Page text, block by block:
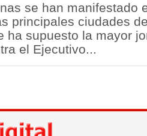
se han manifestado
principales ciudades
ha supuesto la mayor
el Ejecutivo...